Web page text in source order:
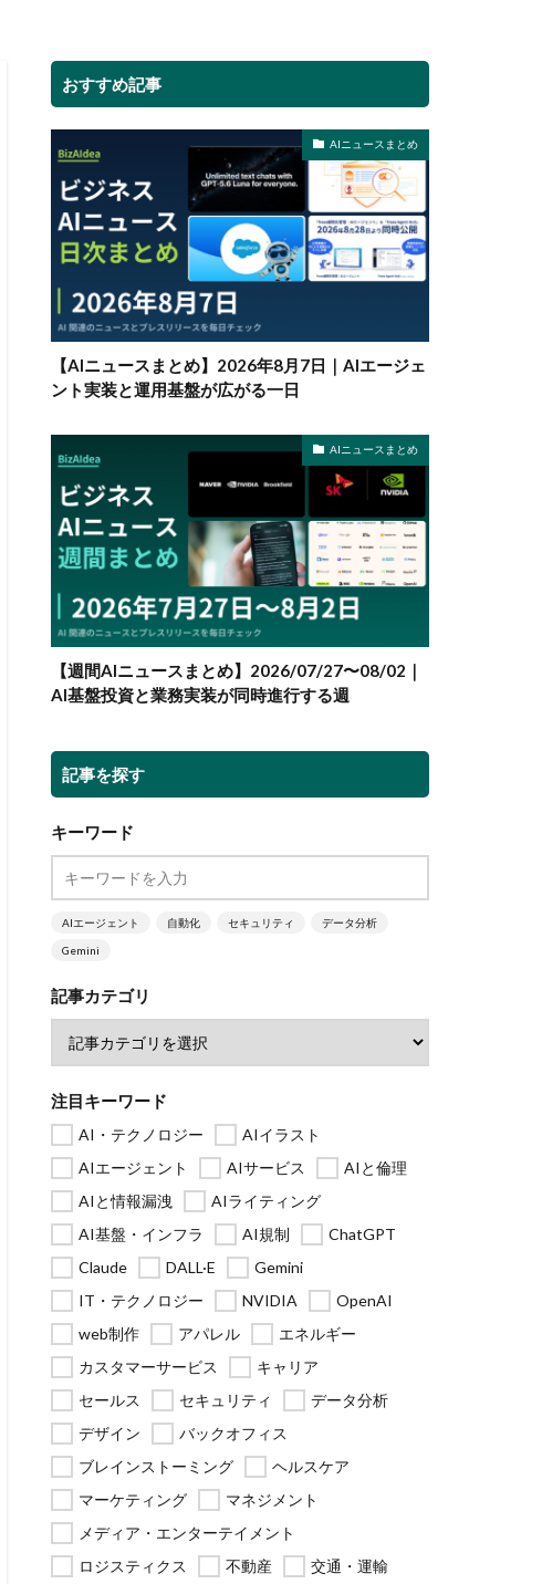
おすすめ記事
AIニュースまとめ
【AIニュースまとめ】2026年8月7日｜AIエージェ
ント実装と運用基盤が広がる一日
AIニュースまとめ
【週間AIニュースまとめ】2026/07/27〜08/02｜
AI基盤投資と業務実装が同時進行する週
記事を探す
キーワード
AIエージェント 自動化 セキュリティ データ分析
Gemini
記事カテゴリ
注目キーワード
AI・テクノロジー
AIイラスト
AIエージェント
AIサービス
AIと倫理
AIと情報漏洩
AIライティング
AI基盤・インフラ
AI規制
ChatGPT
Claude
DALL·E
Gemini
IT・テクノロジー
NVIDIA
OpenAI
web制作
アパレル
エネルギー
カスタマーサービス
キャリア
セールス
セキュリティ
データ分析
デザイン
バックオフィス
ブレインストーミング
ヘルスケア
マーケティング
マネジメント
メディア・エンターテイメント
ロジスティクス
不動産
交通・運輸